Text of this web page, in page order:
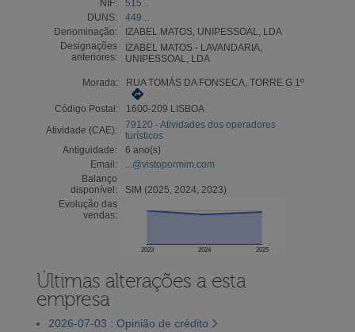
NIF:
515...
DUNS:
449...
Denominação:
IZABEL MATOS, UNIPESSOAL, LDA
Designações
anteriores:
IZABEL MATOS - LAVANDARIA,
UNIPESSOAL, LDA
Morada: RUA TOMÁS DA FONSECA, TORRE G 1º
Código Postal:
1600-209 LISBOA
Atividade (CAE):
79120 - Atividades dos operadores
turísticos
Antiguidade:
6 ano(s)
Email:
...@vistopormim.com
Balanço
disponível:
SIM (2025, 2024, 2023)
Evolução das
vendas:
2023 2024 2025
Últimas alterações a esta
empresa
2026-07-03 : Opinião de crédito